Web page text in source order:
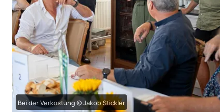
Bei der Verkostung © Jakob Stickler